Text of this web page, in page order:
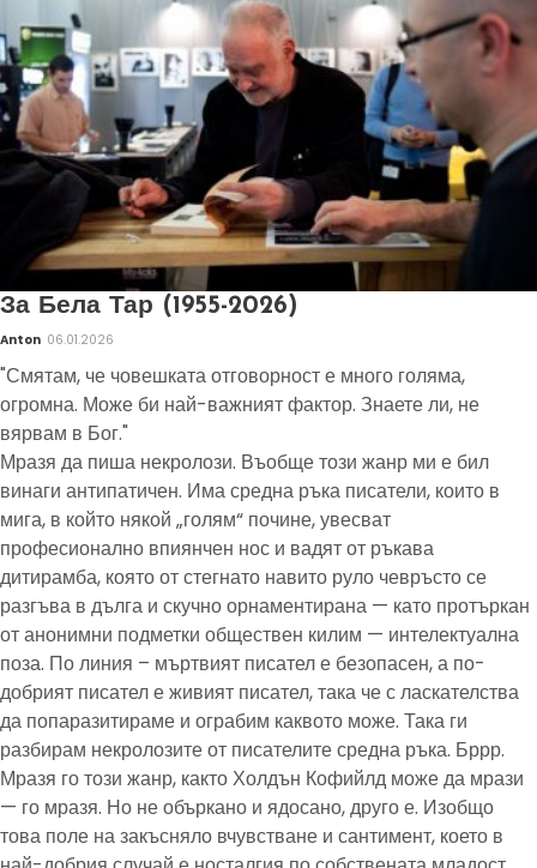
За Бела Тар (1955-2026)
Anton 06.01.2026
"Смятам, че човешката отговорност е много голяма,
огромна. Може би най-важният фактор. Знаете ли, не
вярвам в Бог."
Мразя да пиша некролози. Въобще този жанр ми е бил
винаги антипатичен. Има средна ръка писатели, които в
мига, в който някой „голям“ почине, увесват
професионално впиянчен нос и вадят от ръкава
дитирамба, която от стегнато навито руло чевръсто се
разгъва в дълга и скучно орнаментирана — като протъркан
от анонимни подметки обществен килим — интелектуална
поза. По линия – мъртвият писател е безопасен, а по-
добрият писател е живият писател, така че с ласкателства
да попаразитираме и ограбим каквото може. Така ги
разбирам некролозите от писателите средна ръка. Бррр.
Мразя го този жанр, както Холдън Кофийлд може да мрази
— го мразя. Но не объркано и ядосано, друго е. Изобщо
това поле на закъсняло вчувстване и сантимент, което в